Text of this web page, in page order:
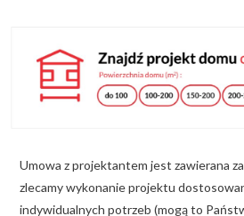
KALKULATOR BUDOWY
BLOG
O NAS
ZAPISZ SIĘ
Umowa z projektantem jest zawierana
zlecamy wykonanie projektu
indywidualnych potrzeb (mogą to